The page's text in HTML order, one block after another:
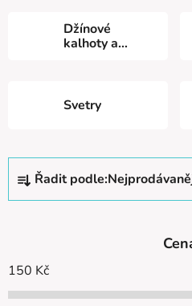
Džínové
kalhoty a
Svetry
Ř
z
í
p
Řadit podle:
150 Kč